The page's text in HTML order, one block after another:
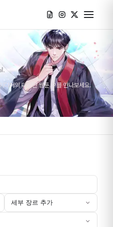
디어의 다양한 웹툰 IP를 만나보세요.
세부 장르 추가